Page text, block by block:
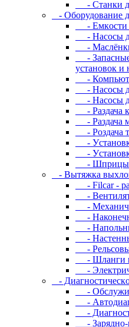
- Станки
- Oбopудoвaниe
- Eмкocти
- Hacocы
-
- Запасные
установок и
-
- Насосы
- Насосы
- Раздача
- Раздача
- Роздача
-
-
- Шпpицы
- Вытяжка
- Filcar -
-
-
-
-
-
-
- Шланги
-
-
-
-
-
- Зарядно-